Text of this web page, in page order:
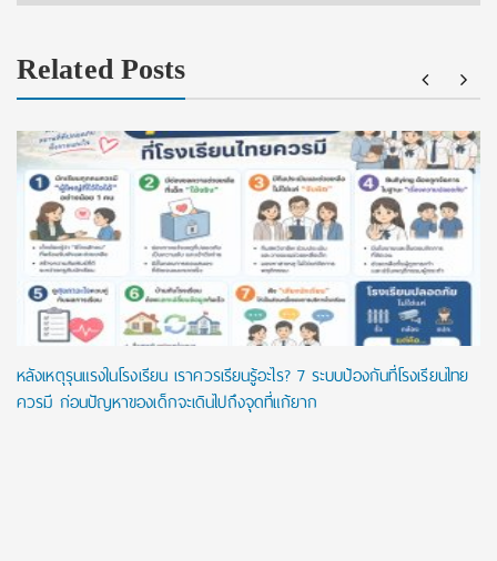
Related Posts
หลังเหตุรุนแรงในโรงเรียน เราควรเรียนรู้อะไร? 7 ระบบป้องกันที่โรงเรียนไทย
ควรมี ก่อนปัญหาของเด็กจะเดินไปถึงจุดที่แก้ยาก